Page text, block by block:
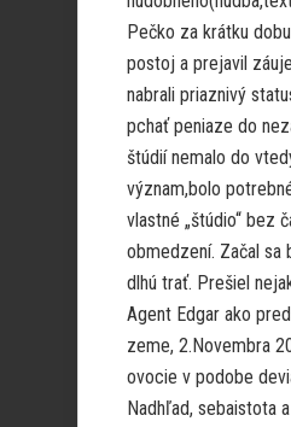
Pečko za krátku
postoj a prejavil
nabrali priaznivý
pchať peniaze do
štúdií nemalo do
význam,bolo
vlastné „štúdio“ bez
obmedzení. Začal sa
dlhú trať. Prešiel
Agent Edgar ako
zeme, 2.Novembra
ovocie v podobe
Nadhľad, sebaistota